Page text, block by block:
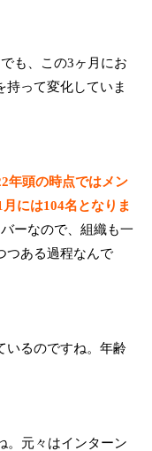
も、この3ヶ月にお
持って変化していま
年頭の時点ではメン
には104名となりま
ーなので、組織も一
つある過程なんで
いるのですね。年齢
。元々はインターン